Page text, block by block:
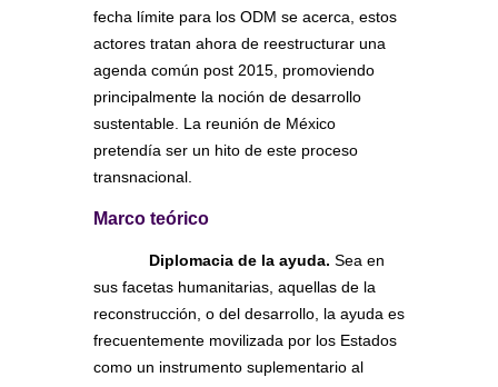
fecha límite para los ODM se acerca, estos
actores tratan ahora de reestructurar una
agenda común post 2015, promoviendo
principalmente la noción de desarrollo
sustentable. La reunión de México
pretendía ser un hito de este proceso
transnacional.
Marco teórico
Diplomacia de la ayuda. Sea en
sus facetas humanitarias, aquellas de la
reconstrucción, o del desarrollo, la ayuda es
frecuentemente movilizada por los Estados
como un instrumento suplementario al